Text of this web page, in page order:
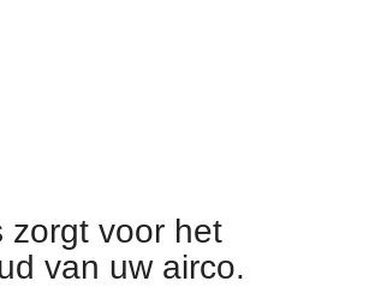
zorgt voor het
van uw airco.